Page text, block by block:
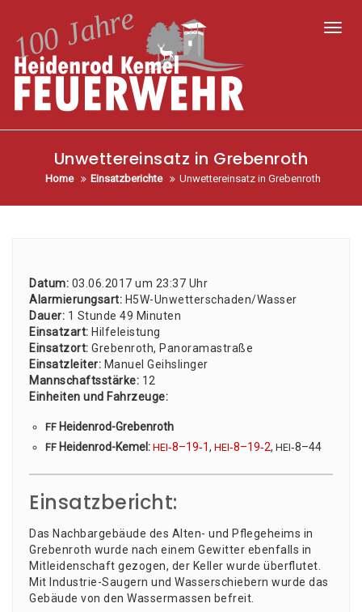
Unwettereinsatz in Grebenroth
Home Einsatzberichte Unwettereinsatz in Grebenroth
Datum: 03.06.2017 um 23:37 Uhr
Alar­mie­rungs­art: H5W-Unwet­ter­scha­den/­Was­ser
Dau­er: 1 Stun­de 49 Minu­ten
Ein­satz­art: Hil­fe­leis­tung
Ein­satz­ort: Gre­ben­roth, Pan­ora­ma­stra­ße
Ein­satz­lei­ter: Manu­el Geihslin­ger
Mann­schafts­stär­ke: 12
Ein­hei­ten und Fahr­zeu­ge:
FF Hei­den­rod-Gre­ben­roth
FF Hei­den­rod-Kemel: HEI‑8–19‑1, HEI‑8–19‑2, HEI‑8–44
Einsatzbericht:
Das Nach­bar­ge­bäu­de des Alten- und Pfle­ge­heims in
Gre­ben­roth wur­de nach einem Gewit­ter eben­falls in
Mit­lei­den­schaft gezo­gen, der Kel­ler wur­de über­flu­tet.
Mit Indus­trie-Sau­gern und Was­ser­schie­bern wur­de das
Gebäu­de von den Was­ser­mas­sen befreit.